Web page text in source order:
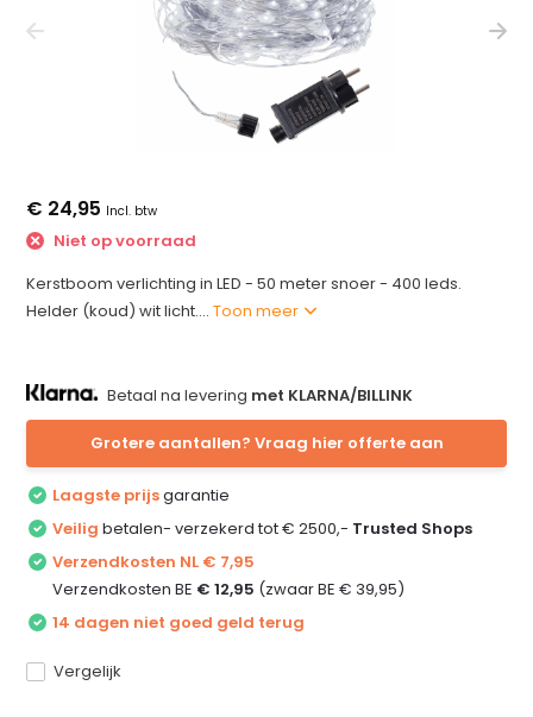
€ 24,95 Incl. btw
Niet op voorraad
Kerstboom verlichting in LED - 50 meter snoer - 400 leds.
Helder (koud) wit licht....Toon meer
Betaal na levering met KLARNA/BILLINK
Grotere aantallen? Vraag hier offerte aan
Laagste prijsgarantie
Veilig betalen- verzekerd tot € 2500,- Trusted Shops
Verzendkosten NL € 7,95
Verzendkosten BE € 12,95 (zwaar BE € 39,95)
14 dagen niet goed geld terug
Vergelijk